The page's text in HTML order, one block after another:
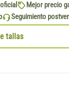
Mejor precio
Seguimiento
tallas